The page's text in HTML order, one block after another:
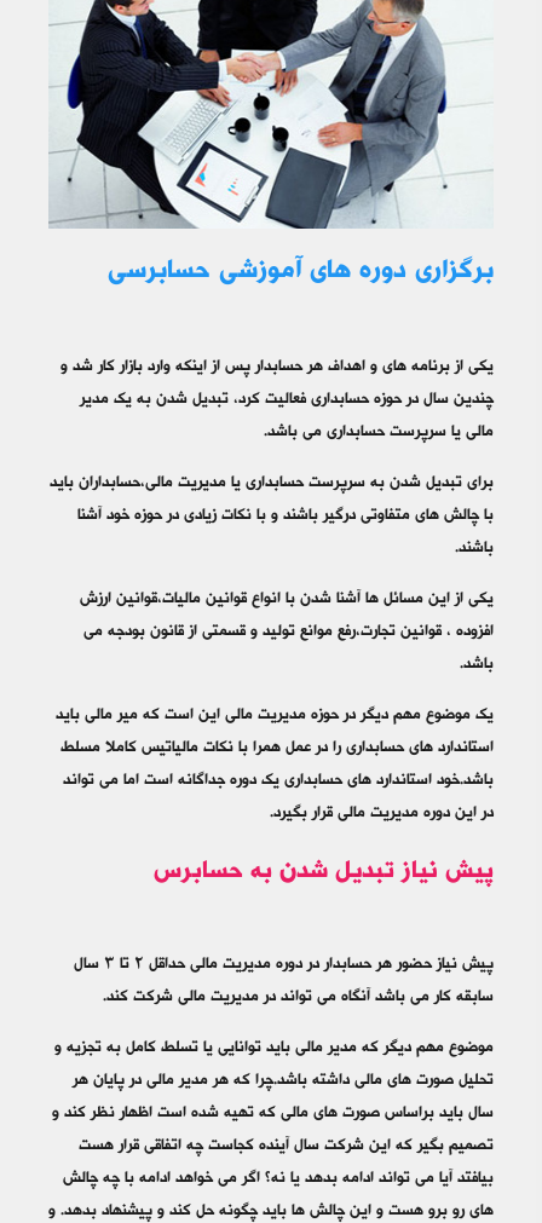
برگزاری دوره های آموزشی حسابرسی
یکی از برنامه های و اهداف هر حسابدار پس از اینکه وارد بازار کار شد و
چندین سال در حوزه حسابداری فعالیت کرد، تبدیل شدن به یک مدیر
مالی یا سرپرست حسابداری می باشد.
برای تبدیل شدن به سرپرست حسابداری یا مدیریت مالی،حسابداران باید
با چالش های متفاوتی درگیر باشند و با نکات زیادی در حوزه خود آشنا
باشند.
یکی از این مسائل ها آشنا شدن با انواع قوانین مالیات،قوانین ارزش
افزوده ، قوانین تجارت،رفع موانع تولید و قسمتی از قانون بودجه می
باشد.
یک موضوع مهم دیگر در حوزه مدیریت مالی این است که میر مالی باید
استاندارد های حسابداری را در عمل همرا با نکات مالیاتیس کاملا مسلط
باشد.خود استاندارد های حسابداری یک دوره جداگانه است اما می تواند
در این دوره مدیریت مالی قرار بگیرد.
پیش نیاز تبدیل شدن به حسابرس
پیش نیاز حضور هر حسابدار در دوره مدیریت مالی حداقل ۲ تا ۳ سال
سابقه کار می باشد آنگاه می تواند در مدیریت مالی شرکت کند.
موضوع مهم دیگر که مدیر مالی باید توانایی یا تسلط کامل به تجزیه و
تحلیل صورت های مالی داشته باشد.چرا که هر مدیر مالی در پایان هر
سال باید براساس صورت های مالی که تهیه شده است اظهار نظر کند و
تصمیم بگیر که این شرکت سال آینده کجاست چه اتفاقی قرار هست
بیافتد آیا می تواند ادامه بدهد یا نه؟ اگر می خواهد ادامه با چه چالش
های رو برو هست و این چالش ها باید چگونه حل کند و پیشنهاد بدهد. و